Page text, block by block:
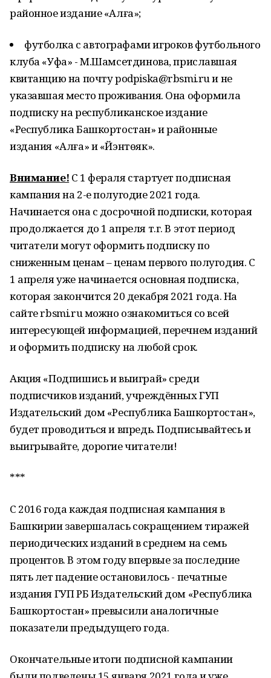
районное издание «Алға»;
футболка с автографами игроков футбольного
клуба «Уфа» - М.Шамсетдинова, приславшая
квитанцию на почту podpiska@rbsmi.ru и не
указавшая место проживания. Она оформила
подписку на республиканское издание
«Республика Башкортостан» и районные
издания «Алға» и «Йэнтөяк».
Внимание! С 1 фераля стартует подписная
кампания на 2-е полугодие 2021 года.
Начинается она с досрочной подписки, которая
продолжается до 1 апреля т.г. В этот период
читатели могут оформить подписку по
сниженным ценам – ценам первого полугодия. С
1 апреля уже начинается основная подписка,
которая закончится 20 декабря 2021 года. На
сайте rbsmi.ru можно ознакомиться со всей
интересующей информацией, перечнем изданий
и оформить подписку на любой срок.
Акция «Подпишись и выиграй» среди
подписчиков изданий, учреждённых ГУП
Издательский дом «Республика Башкортостан»,
будет проводиться и впредь. Подписывайтесь и
выигрывайте, дорогие читатели!
***
С 2016 года каждая подписная кампания в
Башкирии завершалась сокращением тиражей
периодических изданий в среднем на семь
процентов. В этом году впервые за последние
пять лет падение остановилось - печатные
издания ГУП РБ Издательский дом «Республика
Башкортостан» превысили аналогичные
показатели предыдущего года.
Окончательные итоги подписной кампании